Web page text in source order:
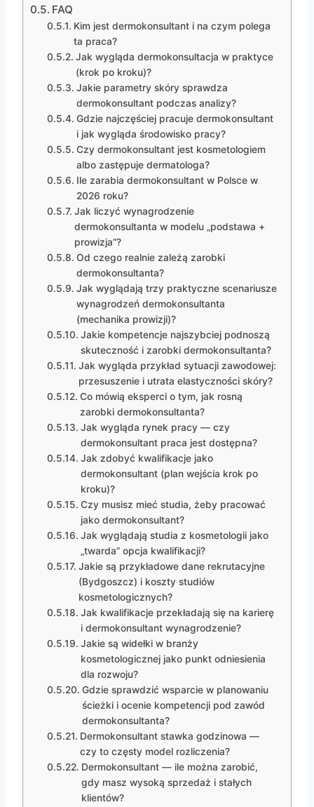
FAQ
Kim jest dermokonsultant i na czym polega
ta praca?
Jak wygląda dermokonsultacja w praktyce
(krok po kroku)?
Jakie parametry skóry sprawdza
dermokonsultant podczas analizy?
Gdzie najczęściej pracuje dermokonsultant
i jak wygląda środowisko pracy?
Czy dermokonsultant jest kosmetologiem
albo zastępuje dermatologa?
Ile zarabia dermokonsultant w Polsce w
2026 roku?
Jak liczyć wynagrodzenie
dermokonsultanta w modelu „podstawa +
prowizja”?
Od czego realnie zależą zarobki
dermokonsultanta?
Jak wyglądają trzy praktyczne scenariusze
wynagrodzeń dermokonsultanta
(mechanika prowizji)?
Jakie kompetencje najszybciej podnoszą
skuteczność i zarobki dermokonsultanta?
Jak wygląda przykład sytuacji zawodowej:
przesuszenie i utrata elastyczności skóry?
Co mówią eksperci o tym, jak rosną
zarobki dermokonsultanta?
Jak wygląda rynek pracy — czy
dermokonsultant praca jest dostępna?
Jak zdobyć kwalifikacje jako
dermokonsultant (plan wejścia krok po
kroku)?
Czy musisz mieć studia, żeby pracować
jako dermokonsultant?
Jak wyglądają studia z kosmetologii jako
„twarda” opcja kwalifikacji?
Jakie są przykładowe dane rekrutacyjne
(Bydgoszcz) i koszty studiów
kosmetologicznych?
Jak kwalifikacje przekładają się na karierę
i dermokonsultant wynagrodzenie?
Jakie są widełki w branży
kosmetologicznej jako punkt odniesienia
dla rozwoju?
Gdzie sprawdzić wsparcie w planowaniu
ścieżki i ocenie kompetencji pod zawód
dermokonsultanta?
Dermokonsultant stawka godzinowa —
czy to częsty model rozliczenia?
Dermokonsultant — ile można zarobić,
gdy masz wysoką sprzedaż i stałych
klientów?